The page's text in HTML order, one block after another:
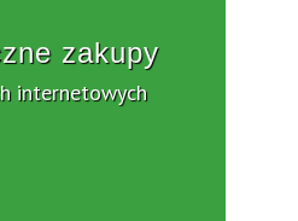
zakupy
internetowych